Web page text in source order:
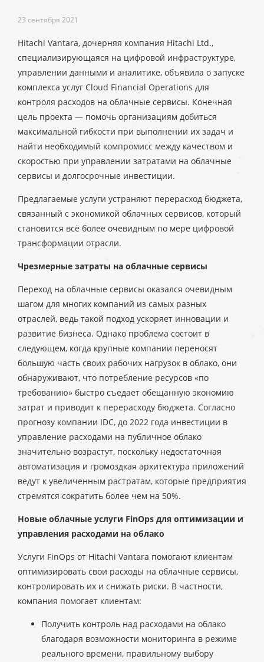
23 сентября 2021
Hitachi Vantara, дочерняя компания Hitachi Ltd.,
специализирующаяся на цифровой инфраструктуре,
управлении данными и аналитике, объявила о запуске
комплекса услуг Cloud Financial Operations для
контроля расходов на облачные сервисы. Конечная
цель проекта — помочь организациям добиться
максимальной гибкости при выполнении их задач и
найти необходимый компромисс между качеством и
скоростью при управлении затратами на облачные
сервисы и долгосрочные инвестиции.
Предлагаемые услуги устраняют перерасход бюджета,
связанный с экономикой облачных сервисов, который
становится всё более очевидным по мере цифровой
трансформации отрасли.
Чрезмерные затраты на облачные сервисы
Переход на облачные сервисы оказался очевидным
шагом для многих компаний из самых разных
отраслей, ведь такой подход ускоряет инновации и
развитие бизнеса. Однако проблема состоит в
следующем, когда крупные компании переносят
большую часть своих рабочих нагрузок в облако, они
обнаруживают, что потребление ресурсов «по
требованию» быстро съедает обещанную экономию
затрат и приводит к перерасходу бюджета. Согласно
прогнозу компании IDC, до 2022 года инвестиции в
управление расходами на публичное облако
значительно возрастут, поскольку недостаточная
автоматизация и громоздкая архитектура приложений
ведут к увеличенным растратам, которые предприятия
стремятся сократить более чем на 50%.
Новые облачные услуги FinOps для оптимизации и
управления расходами на облако
Услуги FinOps от Hitachi Vantara помогают клиентам
оптимизировать свои расходы на облачные сервисы,
контролировать их и снижать риски. В частности,
компания помогает клиентам:
Получить контроль над расходами на облако
благодаря возможности мониторинга в режиме
реального времени, правильному выбору